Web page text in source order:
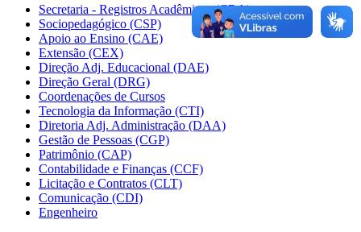
Secretaria - Registros Acadêmicos (CRA)
Sociopedagógico (CSP)
Apoio ao Ensino (CAE)
Extensão (CEX)
Direção Adj. Educacional (DAE)
Direção Geral (DRG)
Coordenações de Cursos
Tecnologia da Informação (CTI)
Diretoria Adj. Administração (DAA)
Gestão de Pessoas (CGP)
Patrimônio (CAP)
Contabilidade e Finanças (CCF)
Licitação e Contratos (CLT)
Comunicação (CDI)
Engenheiro